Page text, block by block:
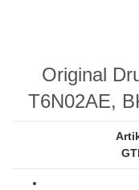
Original
T6N02AE,